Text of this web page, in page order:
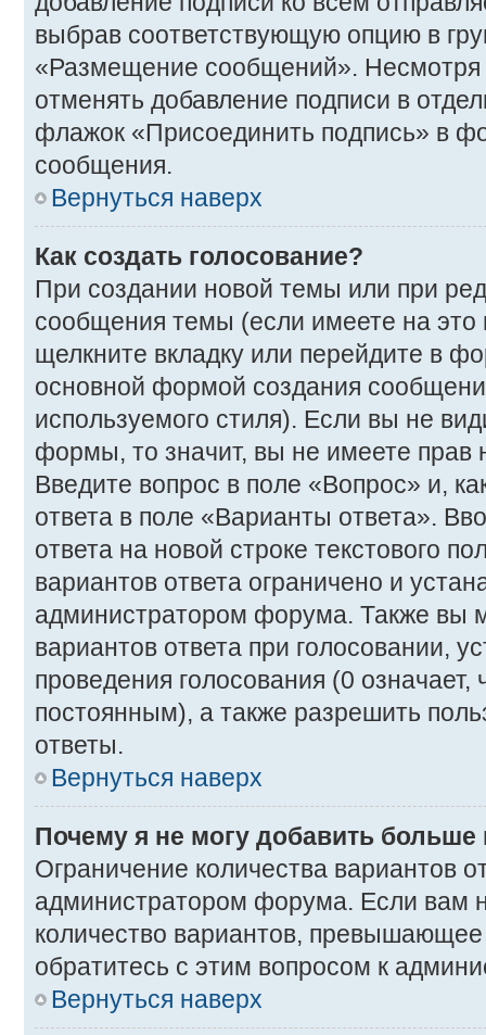
выбрав соответствующую опцию в
«Размещение сообщений». Несмотря
отменять добавление подписи в
флажок «Присоединить подпись» в
сообщения.
Вернуться наверх
Как создать голосование?
При создании новой темы или при
сообщения темы (если имеете на
щелкните вкладку или перейдите в
основной формой создания
используемого стиля). Если вы не
формы, то значит, вы не имеете прав
Введите вопрос в поле «Вопрос» и,
ответа в поле «Варианты ответа».
ответа на новой строке текстового
вариантов ответа ограничено и
администратором форума. Также вы
вариантов ответа при голосовании,
проведения голосования (0 означает,
постоянным), а также разрешить
ответы.
Вернуться наверх
Почему я не могу добавить больше
Ограничение количества вариантов
администратором форума. Если вам
количество вариантов, превышающее
обратитесь с этим вопросом к
Вернуться наверх